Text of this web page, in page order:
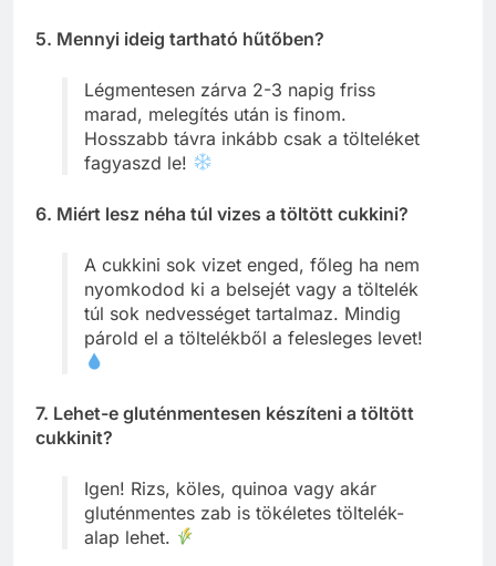
5. Mennyi ideig tartható hűtőben?
Légmentesen zárva 2-3 napig friss
marad, melegítés után is finom.
Hosszabb távra inkább csak a tölteléket
fagyaszd le!
6. Miért lesz néha túl vizes a töltött cukkini?
A cukkini sok vizet enged, főleg ha nem
nyomkodod ki a belsejét vagy a töltelék
túl sok nedvességet tartalmaz. Mindig
párold el a töltelékből a felesleges levet!
7. Lehet-e gluténmentesen készíteni a töltött
cukkinit?
Igen! Rizs, köles, quinoa vagy akár
gluténmentes zab is tökéletes töltelék-
alap lehet.